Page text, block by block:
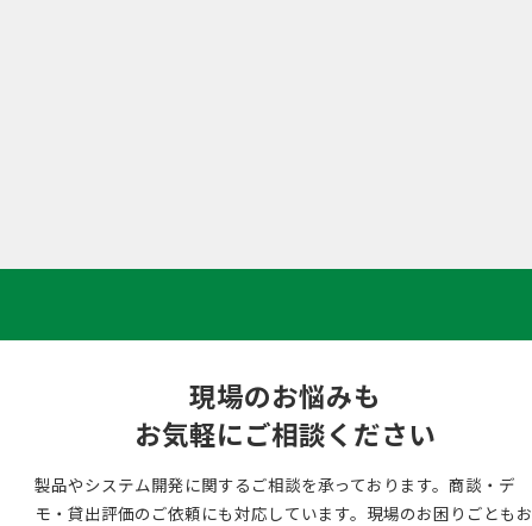
現場のお悩みも
お気軽にご相談ください
製品やシステム開発に関するご相談を承っております。商談・デ
モ・貸出評価のご依頼にも対応しています。現場のお困りごともお